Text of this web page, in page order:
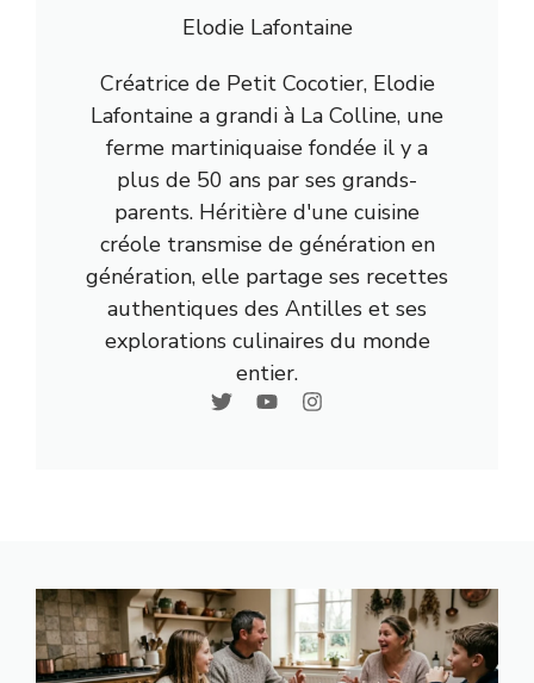
Elodie Lafontaine
Créatrice de Petit Cocotier, Elodie
Lafontaine a grandi à La Colline, une
ferme martiniquaise fondée il y a
plus de 50 ans par ses grands-
parents. Héritière d'une cuisine
créole transmise de génération en
génération, elle partage ses recettes
authentiques des Antilles et ses
explorations culinaires du monde
entier.